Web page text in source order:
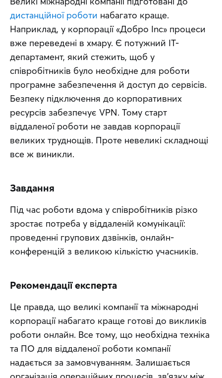
дистанційної роботи набагато краще.
Наприклад, у корпорації «Добро Inс» процеси
вже переведені в хмару. Є потужний IT-
департамент, який стежить, щоб у
співробітників було необхідне для роботи
програмне забезпечення й доступ до сервісів.
Безпеку підключення до корпоративних
ресурсів забезпечує VPN. Тому старт
віддаленої роботи не завдав корпорації
великих труднощів. Проте невеликі складнощі
все ж виникли.
Завдання
Під час роботи вдома у співробітників різко
зростає потреба у віддаленій комунікації:
проведенні групових дзвінків, онлайн-
конференцій з великою кількістю учасників.
Рекомендації експерта
Це правда, що великі компанії та міжнародні
корпорації набагато краще готові до викликів
роботи онлайн. Все тому, що необхідна техніка
та ПО для віддаленої роботи компанії
надається за замовчуванням. Залишається